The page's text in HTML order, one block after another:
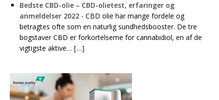
Bedste CBD-olie – CBD-olietest, erfaringer og
anmeldelser 2022 - CBD olie har mange fordele og
betragtes ofte som en naturlig sundhedsbooster. De tre
bogstaver CBD er forkortelserne for cannabidiol, en af ​​de
vigtigste aktive… [...]